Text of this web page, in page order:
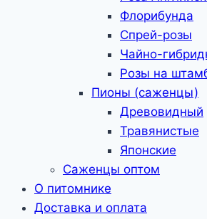
Флорибунда
Спрей-розы
Чайно-
Розы на
Пионы (саженцы)
Древовидный
Травянистые
Японские
Саженцы оптом
О питомнике
Доставка и оплата